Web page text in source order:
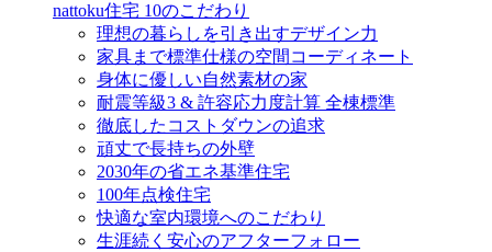
nattoku住宅 10のこだわり
理想の暮らしを引き出すデザイン力
家具まで標準仕様の空間コーディネート
身体に優しい自然素材の家
耐震等級3 & 許容応力度計算 全棟標準
徹底したコストダウンの追求
頑丈で長持ちの外壁
2030年の省エネ基準住宅
100年点検住宅
快適な室内環境へのこだわり
生涯続く安心のアフターフォロー